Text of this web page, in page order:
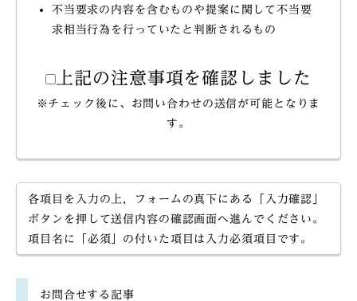
不当要求の内容を含むものや提案に関して不当要
求相当行為を行っていたと判断されるもの
上記の注意事項を確認しました
※チェック後に、お問い合わせの送信が可能となりま
す。
各項目を入力の上，フォームの真下にある「入力確認」
ボタンを押して送信内容の確認画面へ進んでください。
項目名に「必須」の付いた項目は入力必須項目です。
お問合せする記事